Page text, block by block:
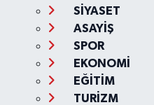
SİYASET
ASAYİŞ
SPOR
EKONOMİ
EĞİTİM
TURİZM